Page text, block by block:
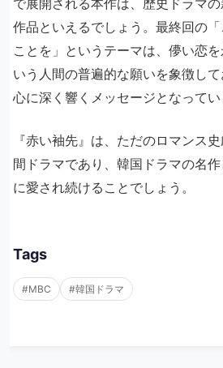
で展開される本作は、歴史ドラマ
作品といえるでしょう。最終回の
ことを」というテーマは、儚い恋
いう人間の普遍的な願いを象徴し
心に深く響くメッセージとなってい
『赤い袖先』は、ただのロマンス
間ドラマであり、韓国ドラマの名
に愛され続けることでしょう。
Tags
#MBC #韓国ドラマ